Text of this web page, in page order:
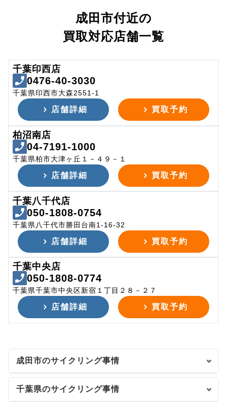
成田市付近の
買取対応店舗一覧
千葉印西店
0476-40-3030
千葉県印西市大森2551-1
店舗詳細 買取予約
柏沼南店
04-7191-1000
千葉県柏市大津ヶ丘１－４９－１
店舗詳細 買取予約
千葉八千代店
050-1808-0754
千葉県八千代市勝田台南1-16-32
店舗詳細 買取予約
千葉中央店
050-1808-0774
千葉県千葉市中央区新宿１丁目２８－２７
店舗詳細 買取予約
成田市のサイクリング事情
千葉県のサイクリング事情